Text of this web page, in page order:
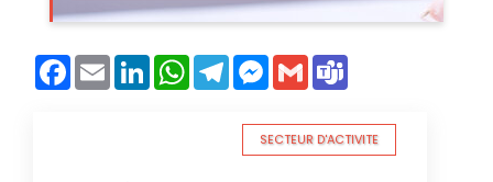
Facebook
Email LinkedInWhatsAppTelegramMessenger
Gmail
SECTEUR D'ACTIVITE